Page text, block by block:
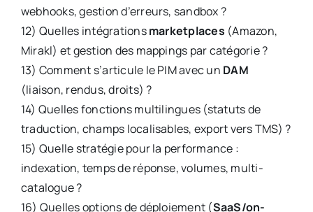
webhooks, gestion d’erreurs, sandbox ?
12) Quelles intégrationsmarketplaces (Amazon,
Mirakl) et gestion des mappings par catégorie ?
13) Comment s’articule le PIM avec un DAM
(liaison, rendus, droits) ?
14) Quelles fonctions multilingues (statuts de
traduction, champs localisables, export vers TMS) ?
15) Quelle stratégie pour la performance :
indexation, temps de réponse, volumes, multi-
catalogue ?
16) Quelles options de déploiement (SaaS/on-